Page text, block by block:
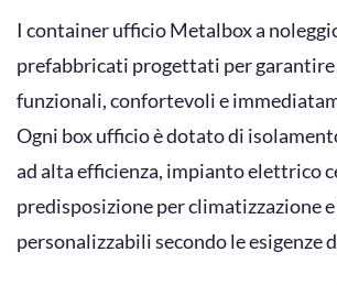
I container ufficio Metalbox a
prefabbricati progettati per garantire
funzionali, confortevoli e
Ogni box ufficio è dotato di
ad alta efficienza, impianto elettrico
predisposizione per climatizzazione
personalizzabili secondo le esigenze